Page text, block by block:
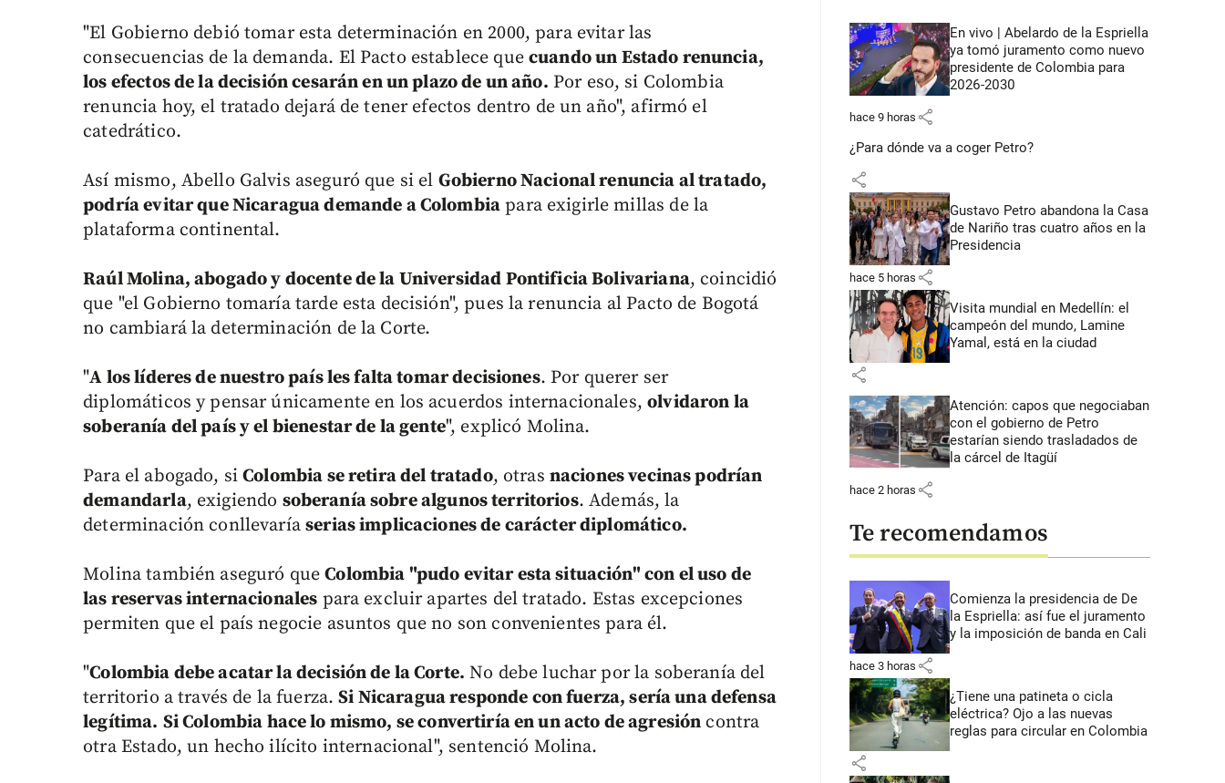
"El Gobierno debió tomar esta determinación en 2000, para evitar las
consecuencias de la demanda. El Pacto establece que cuando un Estado renuncia,
los efectos de la decisión cesarán en un plazo de un año. Por eso, si Colombia
renuncia hoy, el tratado dejará de tener efectos dentro de un año", afirmó el
catedrático.
Así mismo, Abello Galvis aseguró que si el Gobierno Nacional renuncia al tratado,
podría evitar que Nicaragua demande a Colombia para exigirle millas de la
plataforma continental.
Raúl Molina, abogado y docente de la Universidad Pontificia Bolivariana, coincidió
que "el Gobierno tomaría tarde esta decisión", pues la renuncia al Pacto de Bogotá
no cambiará la determinación de la Corte.
"A los líderes de nuestro país les falta tomar decisiones. Por querer ser
diplomáticos y pensar únicamente en los acuerdos internacionales,olvidaron la
soberanía del país y el bienestar de la gente", explicó Molina.
Para el abogado, siColombia se retira del tratado, otras naciones vecinas podrían
demandarla, exigiendo soberanía sobre algunos territorios. Además, la
determinación conllevaríaserias implicaciones de carácter diplomático.
Molina también aseguró queColombia "pudo evitar esta situación" con el uso de
las reservas internacionales para excluir apartes del tratado. Estas excepciones
permiten que el país negocie asuntos que no son convenientes para él.
"Colombia debe acatar la decisión de la Corte. No debe luchar por la soberanía del
territorio a través de la fuerza.Si Nicaragua responde con fuerza, sería una defensa
legítima. Si Colombia hace lo mismo, se convertiría en un acto de agresión contra
otra Estado, un hecho ilícito internacional", sentenció Molina.
En vivo | Abelardo de la Espriella
ya tomó juramento como nuevo
presidente de Colombia para
2026-2030
hace 9 horas share
¿Para dónde va a coger Petro?
share
Gustavo Petro abandona la Casa
de Nariño tras cuatro años en la
Presidencia
hace 5 horas share
Visita mundial en Medellín: el
campeón del mundo, Lamine
Yamal, está en la ciudad
share
Atención: capos que negociaban
con el gobierno de Petro
estarían siendo trasladados de
la cárcel de Itagüí
hace 2 horas share
Te recomendamos
Comienza la presidencia de De
la Espriella: así fue el juramento
y la imposición de banda en Cali
hace 3 horas share
¿Tiene una patineta o cicla
eléctrica? Ojo a las nuevas
reglas para circular en Colombia
share